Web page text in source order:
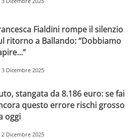
Fialdini rompe il silenzio
ritorno a Ballando: “Dobbiamo
3 Dicembre 2025
stangata da 8.186 euro: se fai
questo errore rischi grosso
oggi
2 Dicembre 2025